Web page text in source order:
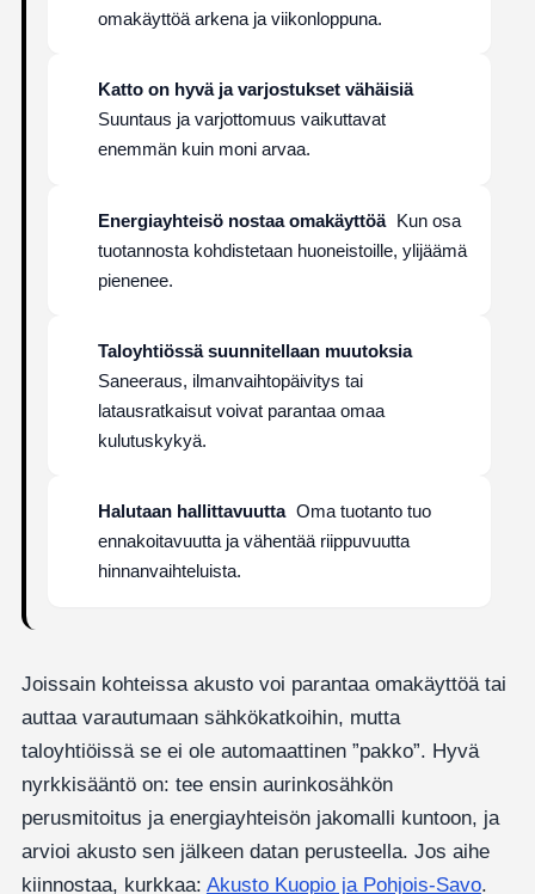
omakäyttöä arkena ja viikonloppuna.
Katto on hyvä ja varjostukset vähäisiä
Suuntaus ja varjottomuus vaikuttavat
enemmän kuin moni arvaa.
Energiayhteisö nostaa omakäyttöä Kun osa
tuotannosta kohdistetaan huoneistoille, ylijäämä
pienenee.
Taloyhtiössä suunnitellaan muutoksia
Saneeraus, ilmanvaihtopäivitys tai
latausratkaisut voivat parantaa omaa
kulutuskykyä.
Halutaan hallittavuutta Oma tuotanto tuo
ennakoitavuutta ja vähentää riippuvuutta
hinnanvaihteluista.
Joissain kohteissa akusto voi parantaa omakäyttöä tai
auttaa varautumaan sähkökatkoihin, mutta
taloyhtiöissä se ei ole automaattinen ”pakko”. Hyvä
nyrkkisääntö on: tee ensin aurinkosähkön
perusmitoitus ja energiayhteisön jakomalli kuntoon, ja
arvioi akusto sen jälkeen datan perusteella. Jos aihe
kiinnostaa, kurkkaa: Akusto Kuopio ja Pohjois-Savo.